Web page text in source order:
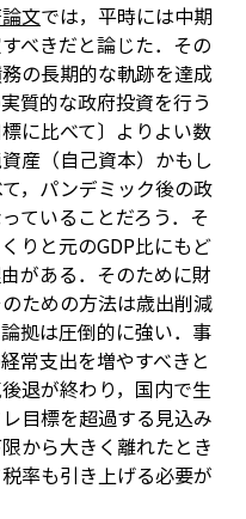
文では，平時には中期
べきだと論じた．その
の長期的な軌跡を達成
質的な政府投資を行う
に比べて〕よりよい数
産（自己資本）かもし
，パンデミック後の政
ていることだろう．そ
りと元のGDP比にもど
がある．そのために財
ための方法は歳出削減
拠は圧倒的に強い．事
常支出を増やすべきと
退が終わり，国内で生
目標を超過する見込み
から大きく離れたとき
率も引き上げる必要が